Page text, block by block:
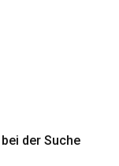
der Suche